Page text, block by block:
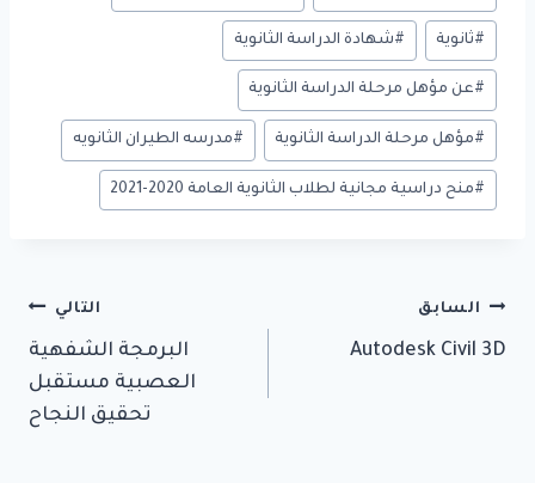
#ثانوية #شهادة الدراسة الثانوية
#عن مؤهل مرحلة الدراسة الثانوية
#مؤهل مرحلة الدراسة الثانوية #مدرسه الطيران الثانويه
#منح دراسية مجانية لطلاب الثانوية العامة 2020-2021
تصفّح
السابق
Autodesk Civil 3D
التالي
البرمجة الشفهية
العصبية مستقبل
تحقيق النجاح